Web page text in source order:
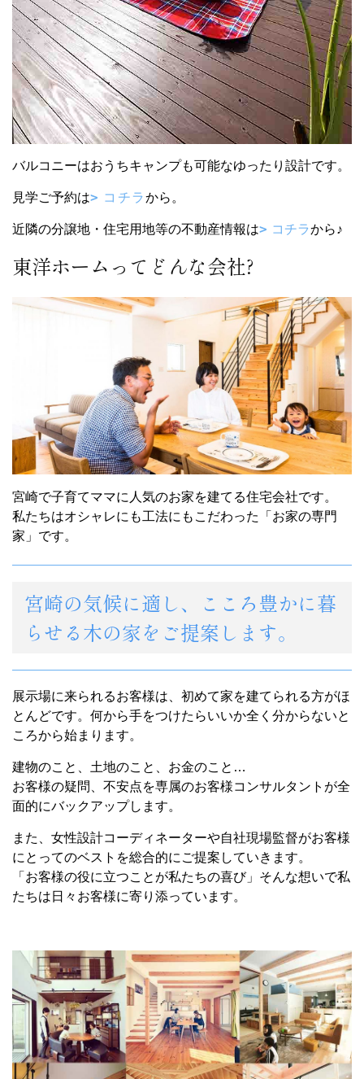
バルコニーはおうちキャンプも可能なゆったり設計です。
見学ご予約は コチラから。
近隣の分譲地・住宅用地等の不動産情報は コチラから♪
東洋ホームってどんな会社?
宮崎で子育てママに人気のお家を建てる住宅会社です。
私たちはオシャレにも工法にもこだわった「お家の専門
家」です。
宮崎の気候に適し、こころ豊かに暮
らせる木の家をご提案します。
展示場に来られるお客様は、初めて家を建てられる方がほ
とんどです。何から手をつけたらいいか全く分からないと
ころから始まります。
建物のこと、土地のこと、お金のこと…
お客様の疑問、不安点を専属のお客様コンサルタントが全
面的にバックアップします。
また、女性設計コーディネーターや自社現場監督がお客様
にとってのベストを総合的にご提案していきます。
「お客様の役に立つことが私たちの喜び」そんな想いで私
たちは日々お客様に寄り添っています。